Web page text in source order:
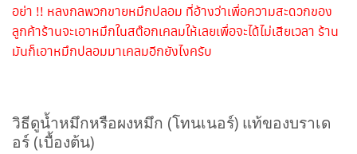
อย่า !! หลงกลพวกขายหมึกปลอม ที่อ้างว่าเพื่อความสะดวกของ
ลูกค้าร้านจะเอาหมึกในสต๊อกเคลมให้เลยเพื่อจะได้ไม่เสียเวลา ร้าน
มันก็เอาหมึกปลอมมาเคลมอีกยังไงครับ
วิธีดูน้ำหมึกหรือผงหมึก (โทนเนอร์) แท้ของบราเด
อร์ (เบื้องต้น)